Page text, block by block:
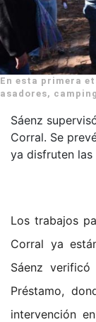
En esta primera
asadores,
Sáenz
Corral. Se
ya disfruten las
Los trabajos
Corral ya
Sáenz
Préstamo,
intervención